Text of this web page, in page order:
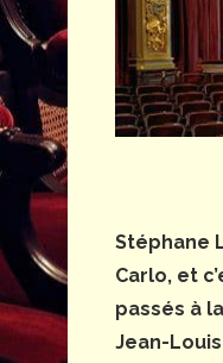
Stéphane
Carlo, et
passés à
Jean-